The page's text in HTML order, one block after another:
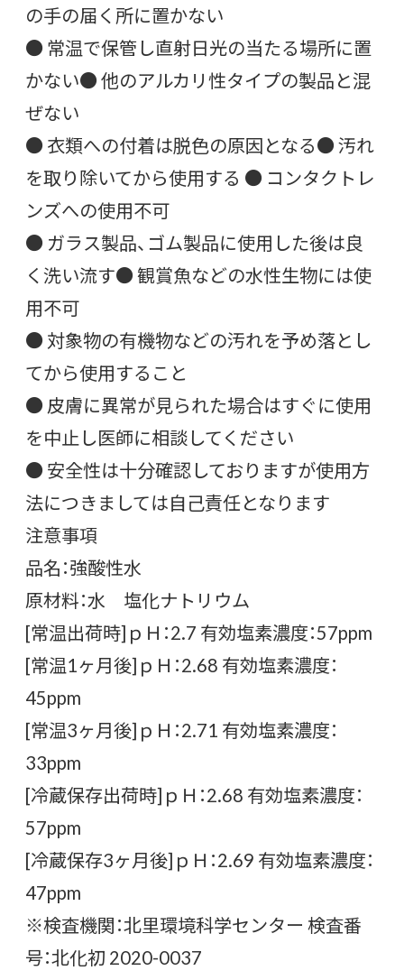
の手の届く所に置かない
● 常温で保管し直射日光の当たる場所に置
かない● 他のアルカリ性タイプの製品と混
ぜない
● 衣類への付着は脱色の原因となる● 汚れ
を取り除いてから使用する ● コンタクトレ
ンズへの使用不可
● ガラス製品、ゴム製品に使用した後は良
く洗い流す● 観賞魚などの水性生物には使
用不可
● 対象物の有機物などの汚れを予め落とし
てから使用すること
● 皮膚に異常が見られた場合はすぐに使用
を中止し医師に相談してください
● 安全性は十分確認しておりますが使用方
法につきましては自己責任となります
注意事項
品名：強酸性水
原材料：水 塩化ナトリウム
[常温出荷時]ｐＨ：2.7 有効塩素濃度：57ppm
[常温1ヶ月後]ｐＨ：2.68 有効塩素濃度：
45ppm
[常温3ヶ月後]ｐＨ：2.71 有効塩素濃度：
33ppm
[冷蔵保存出荷時]ｐＨ：2.68 有効塩素濃度：
57ppm
[冷蔵保存3ヶ月後]ｐＨ：2.69 有効塩素濃度：
47ppm
※検査機関：北里環境科学センター 検査番
号：北化初 2020-0037